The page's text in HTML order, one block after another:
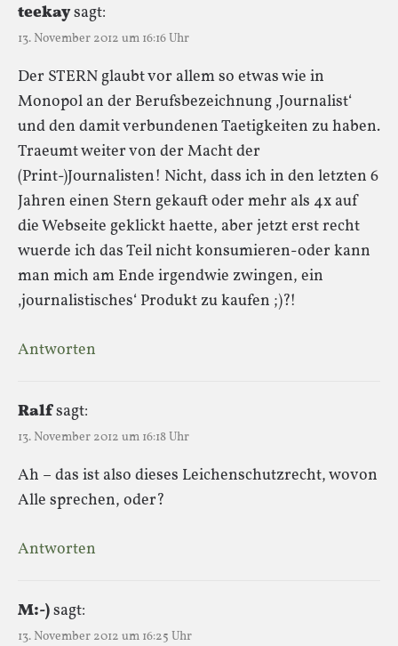
teekaysagt:
13. November 2012 um 16:16 Uhr
Der STERN glaubt vor allem so etwas wie in
Monopol an der Berufsbezeichnung ‚Journalist‘
und den damit verbundenen Taetigkeiten zu haben.
Traeumt weiter von der Macht der
(Print-)Journalisten! Nicht, dass ich in den letzten 6
Jahren einen Stern gekauft oder mehr als 4x auf
die Webseite geklickt haette, aber jetzt erst recht
wuerde ich das Teil nicht konsumieren-oder kann
man mich am Ende irgendwie zwingen, ein
‚journalistisches‘ Produkt zu kaufen ;)?!
Antworten
Ralfsagt:
13. November 2012 um 16:18 Uhr
Ah – das ist also dieses Leichenschutzrecht, wovon
Alle sprechen, oder?
Antworten
M:-)sagt:
13. November 2012 um 16:25 Uhr